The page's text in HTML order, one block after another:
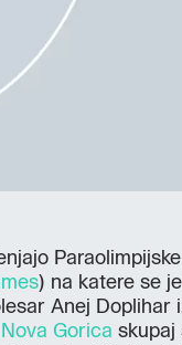
) na katere se
Anej Doplihar
Gorica skupaj